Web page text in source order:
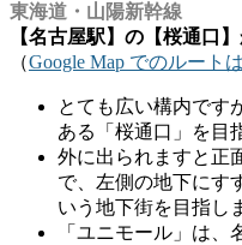
東海道・山陽新幹線
【名古屋駅】の【桜通口】
（Google Map でのルート
とても広い構内です
ある「桜通口」を目
外に出られますと正
で、左側の地下にす
いう地下街を目指し
「ユニモール」は